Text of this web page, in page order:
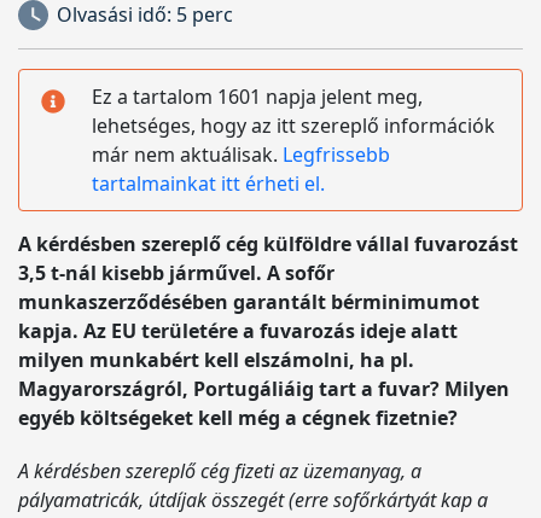
Olvasási idő: 5 perc
Ez a tartalom 1601 napja jelent meg,
lehetséges, hogy az itt szereplő információk
már nem aktuálisak. Legfrissebb
tartalmainkat itt érheti el.
A kérdésben szereplő cég külföldre vállal fuvarozást
3,5 t-nál kisebb járművel. A sofőr
munkaszerződésében garantált bérminimumot
kapja. Az EU területére a fuvarozás ideje alatt
milyen munkabért kell elszámolni, ha pl.
Magyarországról, Portugáliáig tart a fuvar? Milyen
egyéb költségeket kell még a cégnek fizetnie?
A kérdésben szereplő cég fizeti az üzemanyag, a
pályamatricák, útdíjak összegét (erre sofőrkártyát kap a